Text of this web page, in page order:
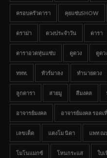
ครอบครัวดารา คุยแซ่บSHOW
ดราม่า ดวงประจำวัน ดารา
ดาราอวดหุ่นแซ่บ ดูดวง ดูดว
ททท. ทัวร์มาลง ทำนายดวง
ลูกดารา สายมู สีมงคล
อาจารย์มงคล อาจารย์มงคล รอดเ
เลขเด็ด แตงโม นิดา แพท ณ
โมโนแมกซ์ โหนกระแส ใบ